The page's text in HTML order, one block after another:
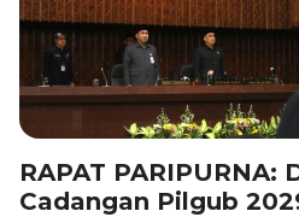
RAPAT PARIPURNA:
Cadangan Pilgub